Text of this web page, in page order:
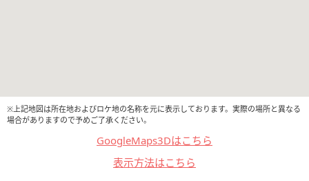
※上記地図は所在地およびロケ地の名称を元に表示しております。実際の場所と異なる
場合がありますので予めご了承ください。
GoogleMaps3Dはこちら
表示方法はこちら